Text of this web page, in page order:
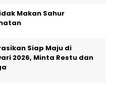
Makan Sahur
Siap Maju di
2026, Minta Restu dan